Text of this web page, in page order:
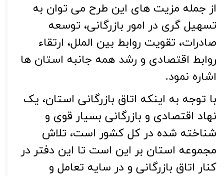
از جمله مزیت های این طرح می توان به
تسهیل گری در امور بازرگانی، توسعه
صادرات، تقویت روابط بین الملل، ارتقاء
روابط اقتصادی و رشد همه جانبه استان ها
اشاره نمود.
با توجه به اینکه اتاق بازرگانی استان، یک
نهاد اقتصادی و بازرگانی بسیار قوی و
شناخته شده در کل کشور است، تلاش
مجموعه استان بر این است تا این دفتر در
کنار اتاق بازرگانی و در سایه تعامل و